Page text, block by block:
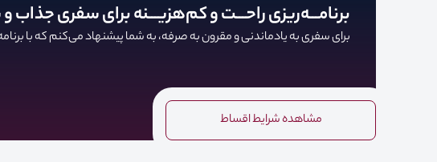
برنامـــه‌ریزی راحـــت و کم‌هزیـــنه برای سفری جذاب و
برای سفری به یادماندنی و مقرون به صرفه، به شما پیشنهاد می‌کنم که با
مشاهده شرایط اقساط